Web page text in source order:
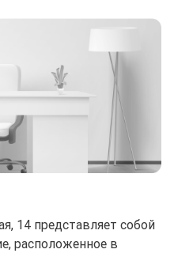
14 представляет собой
расположенное в